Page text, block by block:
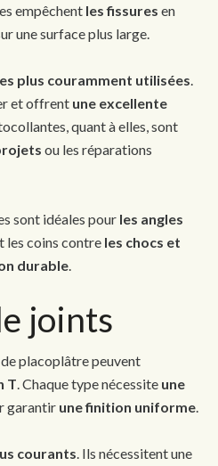
empêchent les fissures en
une surface plus large.
plus couramment utilisées
et offrent une excellente
quant à elles, sont
ou les réparations
sont idéales pour les angles
les coins contre les chocs et
durable
joints
placoplâtre peuvent
T . Chaque type nécessite une
garantir une finition uniforme
courants . Ils nécessitent une